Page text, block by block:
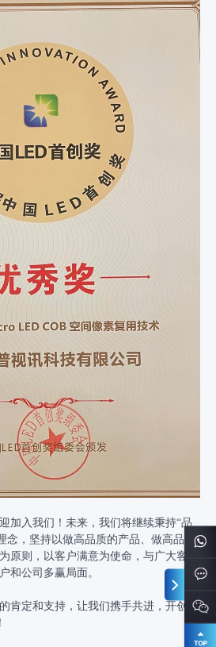
加入我们！未来，我们将继续秉持“品
念，坚持以做高品质的产品、做高品格
原则，以客户满意为使命，与广大客户
和公司多赢局面。
肯定和支持，让我们携手共进，开创